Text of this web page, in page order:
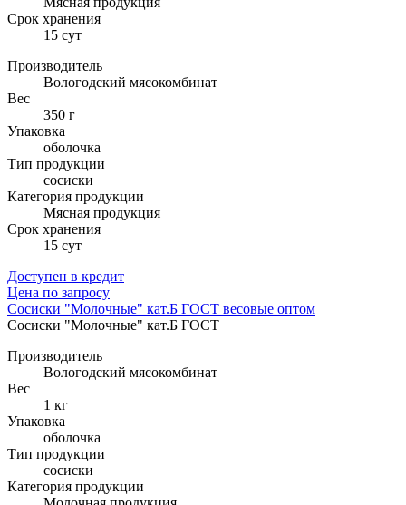
Cрок хранения
15 сут
Производитель
Вологодский мясокомбинат
Вес
350 г
Упаковка
оболочка
Тип продукции
сосиски
Категория продукции
Мясная продукция
Cрок хранения
15 сут
Доступен в кредит
Цена по запросу
Сосиски "Молочные" кат.Б ГОСТ весовые оптом
Сосиски "Молочные" кат.Б ГОСТ
Производитель
Вологодский мясокомбинат
Вес
1 кг
Упаковка
оболочка
Тип продукции
сосиски
Категория продукции